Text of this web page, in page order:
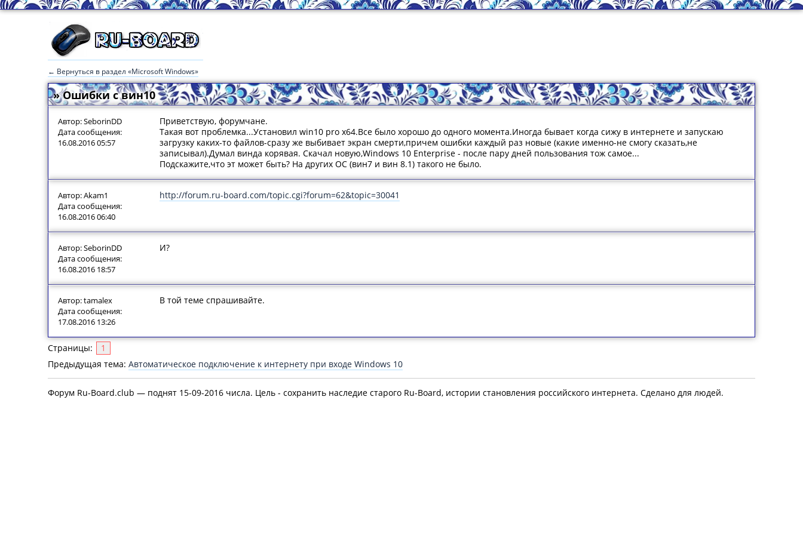
← Вернуться в раздел «Microsoft Windows»
» Ошибки с вин10
Автор: SeborinDD
Дата сообщения:
16.08.2016 05:57
Приветствую, форумчане.
Такая вот проблемка...Установил win10 pro x64.Все было хорошо до одного момента.Иногда бывает когда сижу в интернете и запускаю
загрузку каких-то файлов-сразу же выбивает экран смерти,причем ошибки каждый раз новые (какие именно-не смогу сказать,не
записывал).Думал винда корявая. Скачал новую,Windows 10 Enterprise - после пару дней пользования тож самое...
Подскажите,что эт может быть? На других ОС (вин7 и вин 8.1) такого не было.
Автор: Akam1
Дата сообщения:
16.08.2016 06:40
http://forum.ru-board.com/topic.cgi?forum=62&topic=30041
Автор: SeborinDD
Дата сообщения:
16.08.2016 18:57
И?
Автор: tamalex
Дата сообщения:
17.08.2016 13:26
В той теме спрашивайте.
Страницы:
1
Предыдущая тема: Автоматическое подключение к интернету при входе Windows 10
Форум Ru-Board.club — поднят 15-09-2016 числа. Цель - сохранить наследие старого Ru-Board, истории становления российского интернета. Сделано для людей.